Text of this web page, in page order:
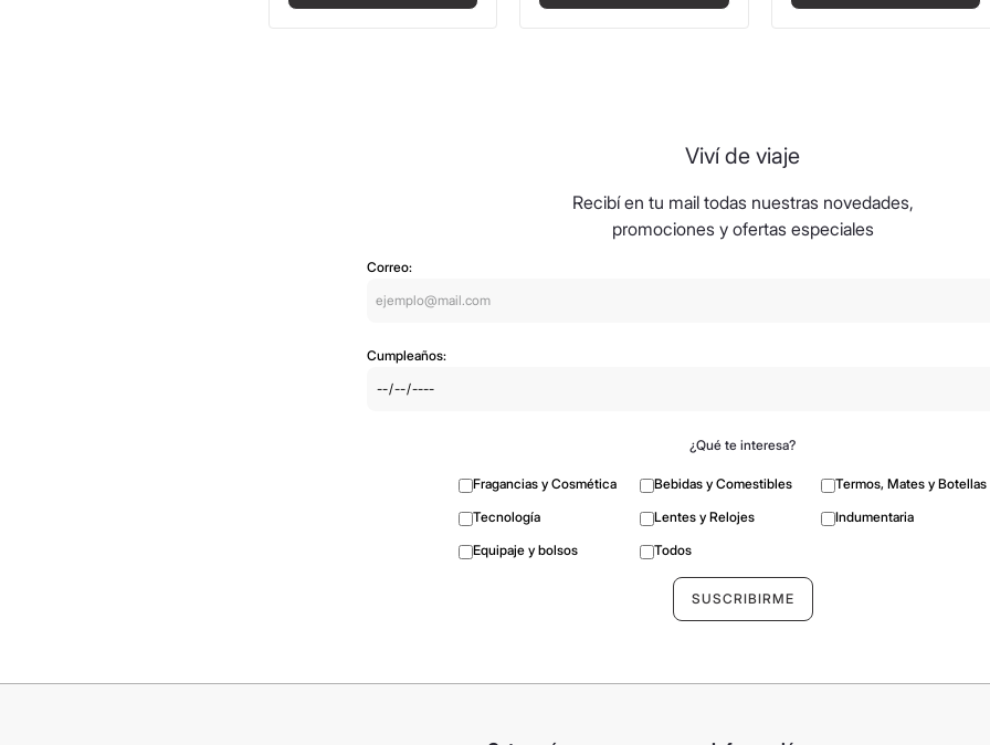
Viví de viaje
Recibí en tu mail todas nuestras novedades,
promociones y ofertas especiales
Correo:
Cumpleaños:
¿Qué te interesa?
Fragancias y Cosmética Bebidas y Comestibles
Termos, Mates y Botellas
Tecnología
Lentes y Relojes
Indumentaria
Equipaje y bolsos
Todos